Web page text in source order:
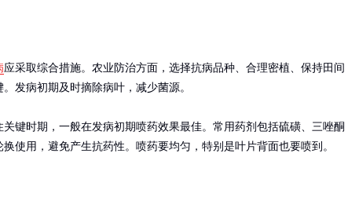
应采取综合措施。农业防治方面，选择抗病品种、合理密植、保持田间
发病初期及时摘除病叶，减少菌源。
关键时期，一般在发病初期喷药效果最佳。常用药剂包括硫磺、三唑酮
使用，避免产生抗药性。喷药要均匀，特别是叶片背面也要喷到。